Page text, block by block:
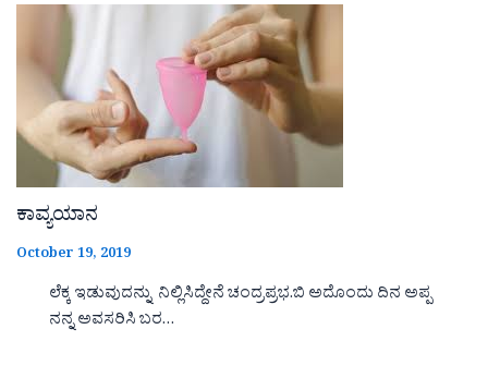
ಕಾವ್ಯಯಾನ
October 19, 2019
ಲೆಕ್ಕ ಇಡುವುದನ್ನು ನಿಲ್ಲಿಸಿದ್ದೇನೆ ಚಂದ್ರಪ್ರಭ.ಬಿ ಅದೊಂದು ದಿನ ಅಪ್ಪ
ನನ್ನ ಅವಸರಿಸಿ ಬರ…